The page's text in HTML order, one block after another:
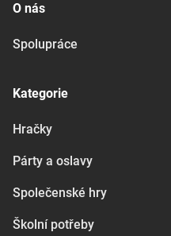
O nás
Spolupráce
Kategorie
Hračky
Párty a oslavy
Společenské hry
Školní potřeby